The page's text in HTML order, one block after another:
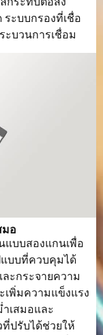
ะบบกรองที่เชื่อ
ะบวนการเชื่อม
มอ
แบบสองแกนเพื่อ
แบบที่ควบคุมได้
ะกระจายความ
พิ่มความแข็งแรง
เสมอและ
ปรับได้ช่วยให้